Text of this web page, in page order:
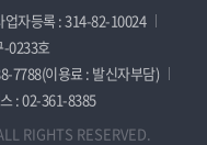
업자등록 : 314-82-10024
-0233호
7788(이용료 : 발신자부담)
: 02-361-8385
RIGHTS RESERVED.